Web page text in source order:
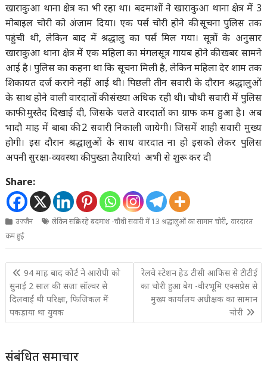
खाराकुआ थाना क्षेत्र का भी रहा था। बदमाशों ने खाराकुआ थाना क्षेत्र में 3
मोबाइल चोरी को अंजाम दिया। एक पर्स चोरी होने की सूचना पुलिस तक
पहुंची थी, लेकिन बाद में श्रद्धालु का पर्स मिल गया। सूत्रों के अनुसार
खाराकुआ थाना क्षेत्र में एक महिला का मंगलसूत्र गायब होने की खबर सामने
आई है। पुलिस का कहना था कि सूचना मिली है, लेकिन महिला देर शाम तक
शिकायत दर्ज कराने नहीं आई थी। पिछली तीन सवारी के दौरान श्रद्धालुओं
के साथ होने वाली वारदातों की संख्या अधिक रही थी। चौथी सवारी में पुलिस
काफी मुस्तैद दिखाई दी, जिसके चलते वारदातों का ग्राफ कम हुआ है। अब
भादौ माह में बाबा की 2 सवारी निकाली जायेगी। जिसमें शाही सवारी मुख्य
होगी। इस दौरान श्रद्धालुओं के साथ वारदात ना हो इसको लेकर पुलिस
अपनी सुरक्षा-व्यवस्था की पुख्ता तैयारियां अभी से शुरू कर दी
Share:
उज्जैन लेकिन सक्रिय रहे बदमाश -चौथी सवारी में 13 श्रद्धालुओं का सामान चोरी,वारदारत
कम हुई
Post
navigation
94 माह बाद कोर्ट ने आरोपी को
सुनाई 2 साल की सजा सॉल्वर से
दिलवाई थी परिक्षा, फिजिकल में
पकड़ाया था युवक
रेलवे स्टेशन हेड टीसी आफिस से टीटीई
का चोरी हुआ बेग -वीरभूमि एक्सप्रेस से
मुख्य कार्यालय अधीक्षक का सामान
चोरी
संबंधित समाचार